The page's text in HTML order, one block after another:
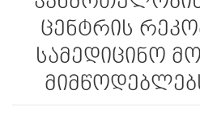
ცენტრის
სამედიცინო